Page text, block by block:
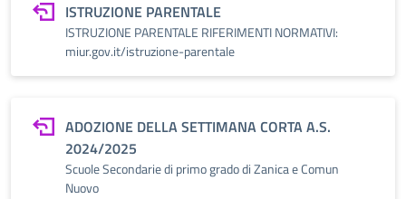
ISTRUZIONE PARENTALE
ISTRUZIONE PARENTALE RIFERIMENTI NORMATIVI:
miur.gov.it/istruzione-parentale
ADOZIONE DELLA SETTIMANA CORTA A.S.
2024/2025
Scuole Secondarie di primo grado di Zanica e Comun
Nuovo